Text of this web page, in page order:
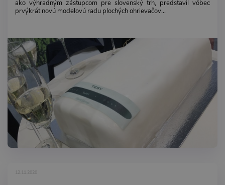
ako výhradným zástupcom pre slovenský trh, predstavil vôbec
prvýkrát novú modelovú radu plochých ohrievačov...